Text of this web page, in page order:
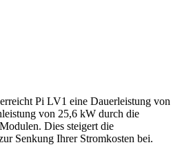
Pi LV1 eine Dauerleistung von
von 25,6 kW durch die
Dies steigert die
Senkung Ihrer Stromkosten bei.